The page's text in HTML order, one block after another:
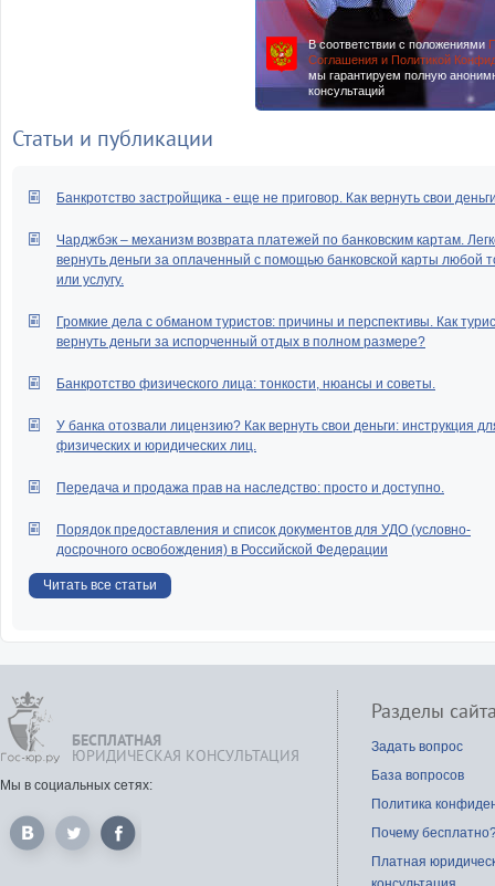
В соответствии с положениями
Соглашения и Политикой
мы гарантируем полную
консультаций
Статьи и публикации
Банкротство застройщика - еще не приговор. Как вернуть свои
Чарджбэк – механизм возврата платежей по банковским картам.
вернуть деньги за оплаченный с помощью банковской карты любой
или услугу.
Громкие дела с обманом туристов: причины и перспективы. Как
вернуть деньги за испорченный отдых в полном размере?
Банкротство физического лица: тонкости, нюансы и советы.
У банка отозвали лицензию? Как вернуть свои деньги: инструкция
физических и юридических лиц.
Передача и продажа прав на наследство: просто и доступно.
Порядок предоставления и список документов для УДО (условно-
досрочного освобождения) в Российской Федерации
Читать все статьи
БЕСПЛАТНАЯ
ЮРИДИЧЕСКАЯ КОНСУЛЬТАЦИЯ
Мы в социальных сетях:
Разделы
Задать вопрос
База вопросов
Политика
Почему
Платная